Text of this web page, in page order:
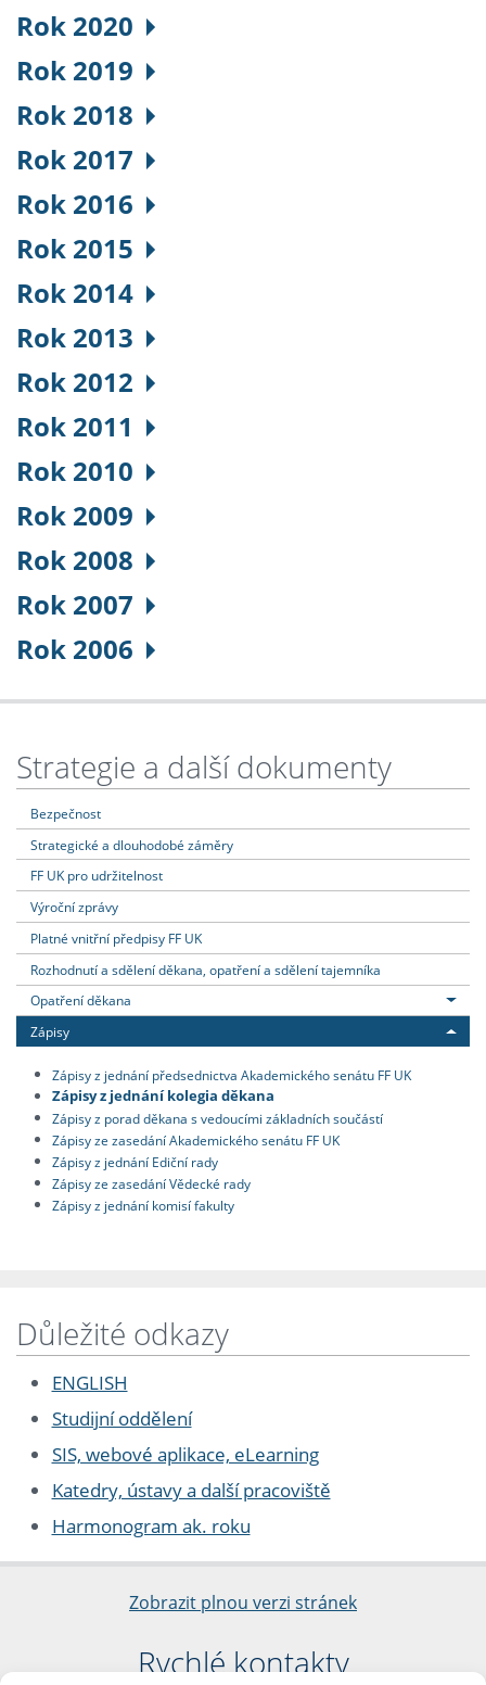
Rok 2020
Rok 2019
Rok 2018
Rok 2017
Rok 2016
Rok 2015
Rok 2014
Rok 2013
Rok 2012
Rok 2011
Rok 2010
Rok 2009
Rok 2008
Rok 2007
Rok 2006
Strategie a další dokumenty
Bezpečnost
Strategické a dlouhodobé záměry
FF UK pro udržitelnost
Výroční zprávy
Platné vnitřní předpisy FF UK
Rozhodnutí a sdělení děkana, opatření a sdělení tajemníka
Opatření děkana
Zápisy
Zápisy z jednání předsednictva Akademického senátu FF UK
Zápisy z jednání kolegia děkana
Zápisy z porad děkana s vedoucími základních součástí
Zápisy ze zasedání Akademického senátu FF UK
Zápisy z jednání Ediční rady
Zápisy ze zasedání Vědecké rady
Zápisy z jednání komisí fakulty
Důležité odkazy
ENGLISH
Studijní oddělení
SIS, webové aplikace, eLearning
Katedry, ústavy a další pracoviště
Harmonogram ak. roku
Zobrazit plnou verzi stránek
Rychlé kontakty